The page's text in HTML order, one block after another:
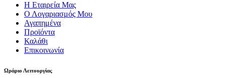
Η Εταιρεία Μας
Ο Λογαριασμός Μου
Αγαπημένα
Προϊόντα
Καλάθι
Επικοινωνία
Ωράριο Λειτουργίας